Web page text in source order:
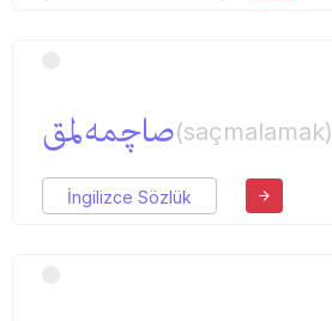
صاچمه‌لمق(saçmalamak)
İngilizce Sözlük